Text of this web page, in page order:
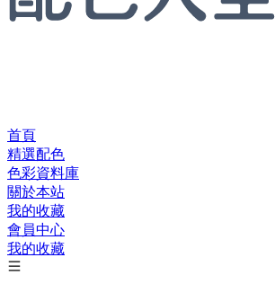
首頁
精選配色
色彩資料庫
關於本站
我的收藏
會員中心
我的收藏